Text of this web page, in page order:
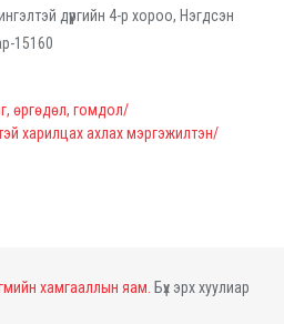
дүүргийн 4-р хороо, Нэгдсэн
15160
өргөдөл, гомдол/
харилцах ахлах мэргэжилтэн/
хамгааллын яам. Бүх эрх хуулиар